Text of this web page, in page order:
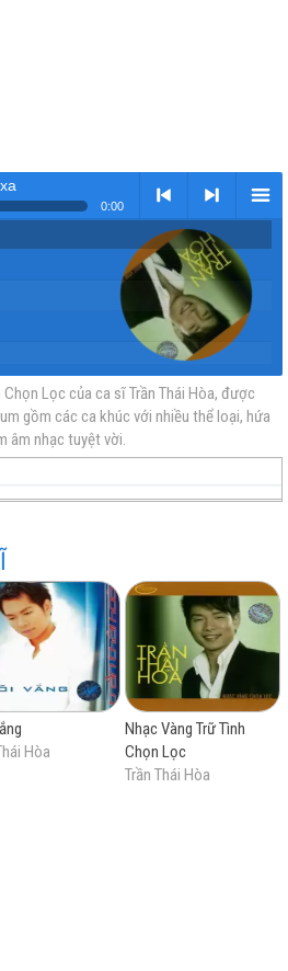
0:00
< Kho
nhạc
trực
tuyến
>
Nhạc
chất
Kho
nhạc
miễn
Lọc của ca sĩ Trần Thái Hòa, được
gồm các ca khúc với nhiều thể loại, hứa
âm nhạc tuyệt vời.
Hòa
Nhạc Vàng Trữ Tình
Chọn Lọc
Trần Thái Hòa